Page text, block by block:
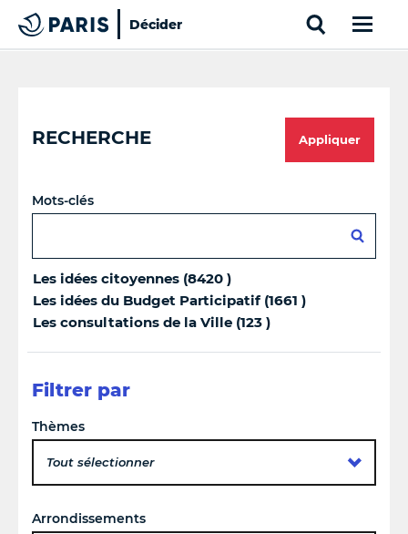
Paris
Décider
RECHERCHE Appliquer
Mots-clés
Les idées citoyennes (8420 )
Les idées du Budget Participatif (1661 )
Les consultations de la Ville (123 )
Filtrer par
Thèmes
Tout sélectionner
Arrondissements